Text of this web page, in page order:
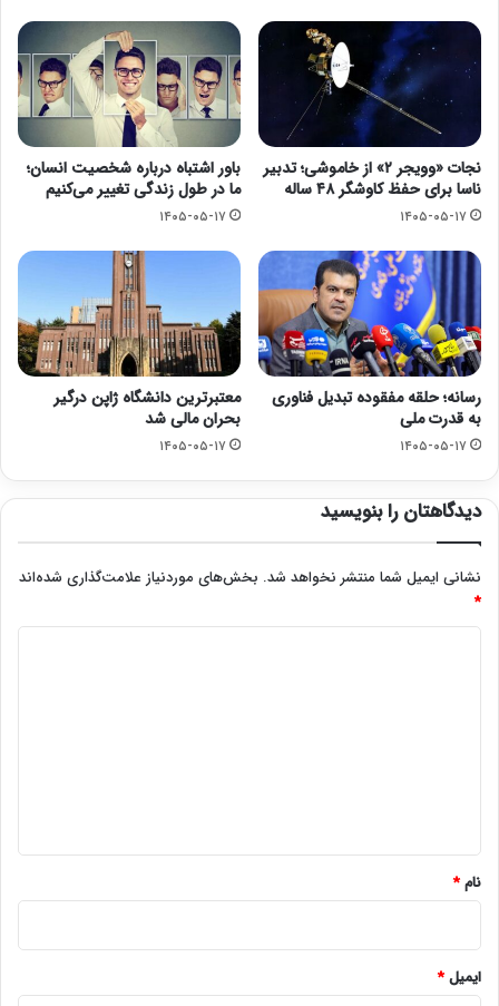
نجات «وویجر ۲» از خاموشی؛ تدبیر
ناسا برای حفظ کاوشگر ۴۸ ساله
۱۴۰۵-۰۵-۱۷
باور اشتباه درباره شخصیت انسان؛
ما در طول زندگی تغییر می‌کنیم
۱۴۰۵-۰۵-۱۷
رسانه؛ حلقه مفقوده تبدیل فناوری
به قدرت ملی
۱۴۰۵-۰۵-۱۷
معتبرترین دانشگاه ژاپن درگیر
بحران مالی شد
۱۴۰۵-۰۵-۱۷
دیدگاهتان را بنویسید
نشانی ایمیل شما منتشر نخواهد شد. بخش‌های موردنیاز علامت‌گذاری شده‌اند
*
نام*
ایمیل*